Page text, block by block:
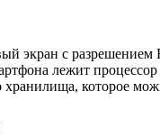
экран с
лежит
которое